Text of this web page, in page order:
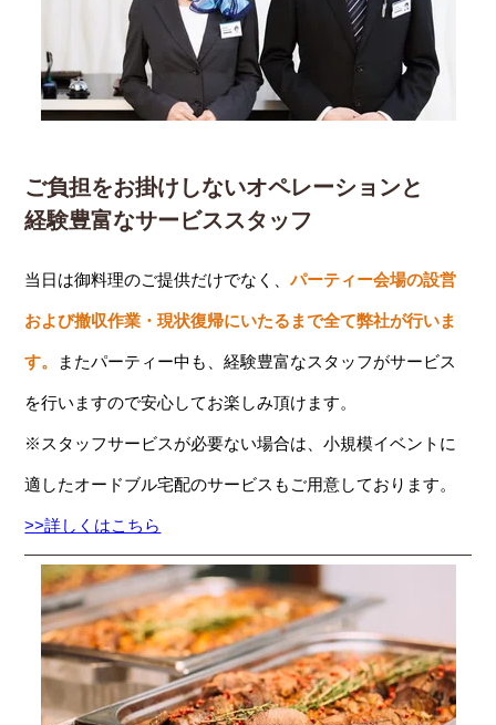
ご負担をお掛けしないオペレーションと
経験豊富なサービススタッフ
当日は御料理のご提供だけでなく、パーティー会場の設営
および撤収作業・現状復帰にいたるまで全て弊社が行いま
す。 またパーティー中も、経験豊富なスタッフがサービス
を行いますので安心してお楽しみ頂けます。
※スタッフサービスが必要ない場合は、小規模イベントに
適したオードブル宅配のサービスもご用意しております。
>>詳しくはこちら